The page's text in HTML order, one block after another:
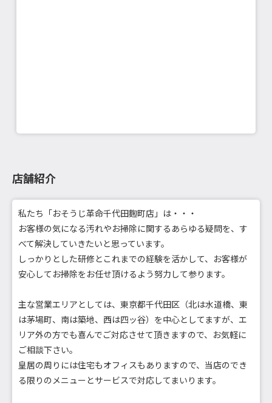
店舗紹介
私たち「おそうじ革命千代田麴町店」は・・・
お客様の気になる汚れやお掃除に関するあらゆる疑問を、す
べて解決していきたいと思っています。
しっかりとした研修とこれまでの経験を活かして、お客様が
安心してお掃除をお任せ頂けるよう努力して参ります。
主な営業エリアとしては、東京都千代田区（北は水道橋、東
は茅場町、南は築地、西は四ッ谷）を中心としてますが、エ
リア外の方でも喜んでご対応させて頂きますので、お気軽に
ご相談下さい。
皇居の周りには住宅もオフィスもありますので、当店のでき
る限りのメニューとサービスで対応してまいります。